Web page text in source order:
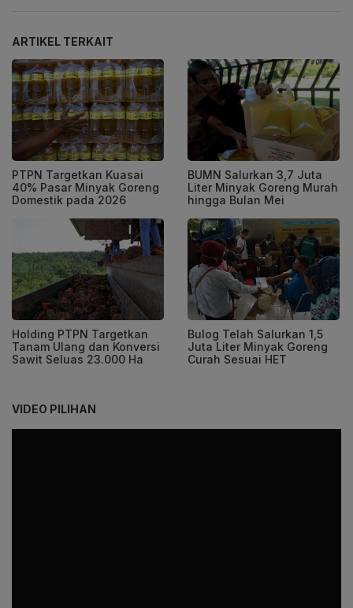
ARTIKEL TERKAIT
PTPN Targetkan Kuasai
40% Pasar Minyak Goreng
Domestik pada 2026
BUMN Salurkan 3,7 Juta
Liter Minyak Goreng Murah
hingga Bulan Mei
Holding PTPN Targetkan
Tanam Ulang dan Konversi
Sawit Seluas 23.000 Ha
Bulog Telah Salurkan 1,5
Juta Liter Minyak Goreng
Curah Sesuai HET
VIDEO PILIHAN